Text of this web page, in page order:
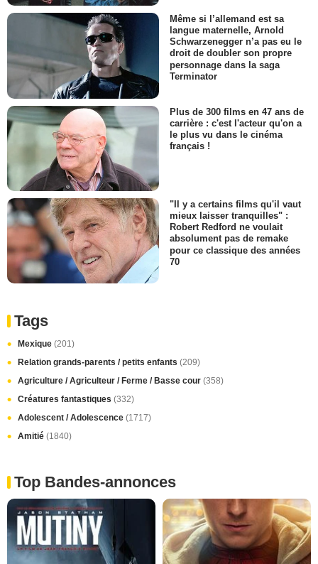
Même si l’allemand est sa
langue maternelle, Arnold
Schwarzenegger n’a pas eu le
droit de doubler son propre
personnage dans la saga
Terminator
Plus de 300 films en 47 ans de
carrière : c'est l'acteur qu'on a
le plus vu dans le cinéma
français !
"Il y a certains films qu'il vaut
mieux laisser tranquilles" :
Robert Redford ne voulait
absolument pas de remake
pour ce classique des années
70
Tags
Mexique (201)
Relation grands-parents / petits enfants (209)
Agriculture / Agriculteur / Ferme / Basse cour (358)
Créatures fantastiques (332)
Adolescent / Adolescence (1717)
Amitié (1840)
Top Bandes-annonces